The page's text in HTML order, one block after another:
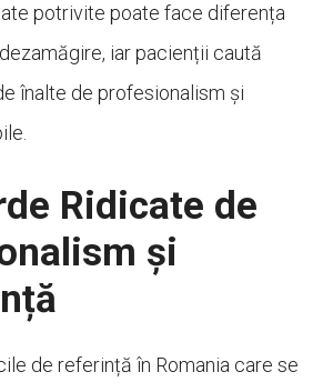
potrivite poate face diferența
iar pacienții caută
înalte de profesionalism și
Ridicate de
și
de referință în Romania care se